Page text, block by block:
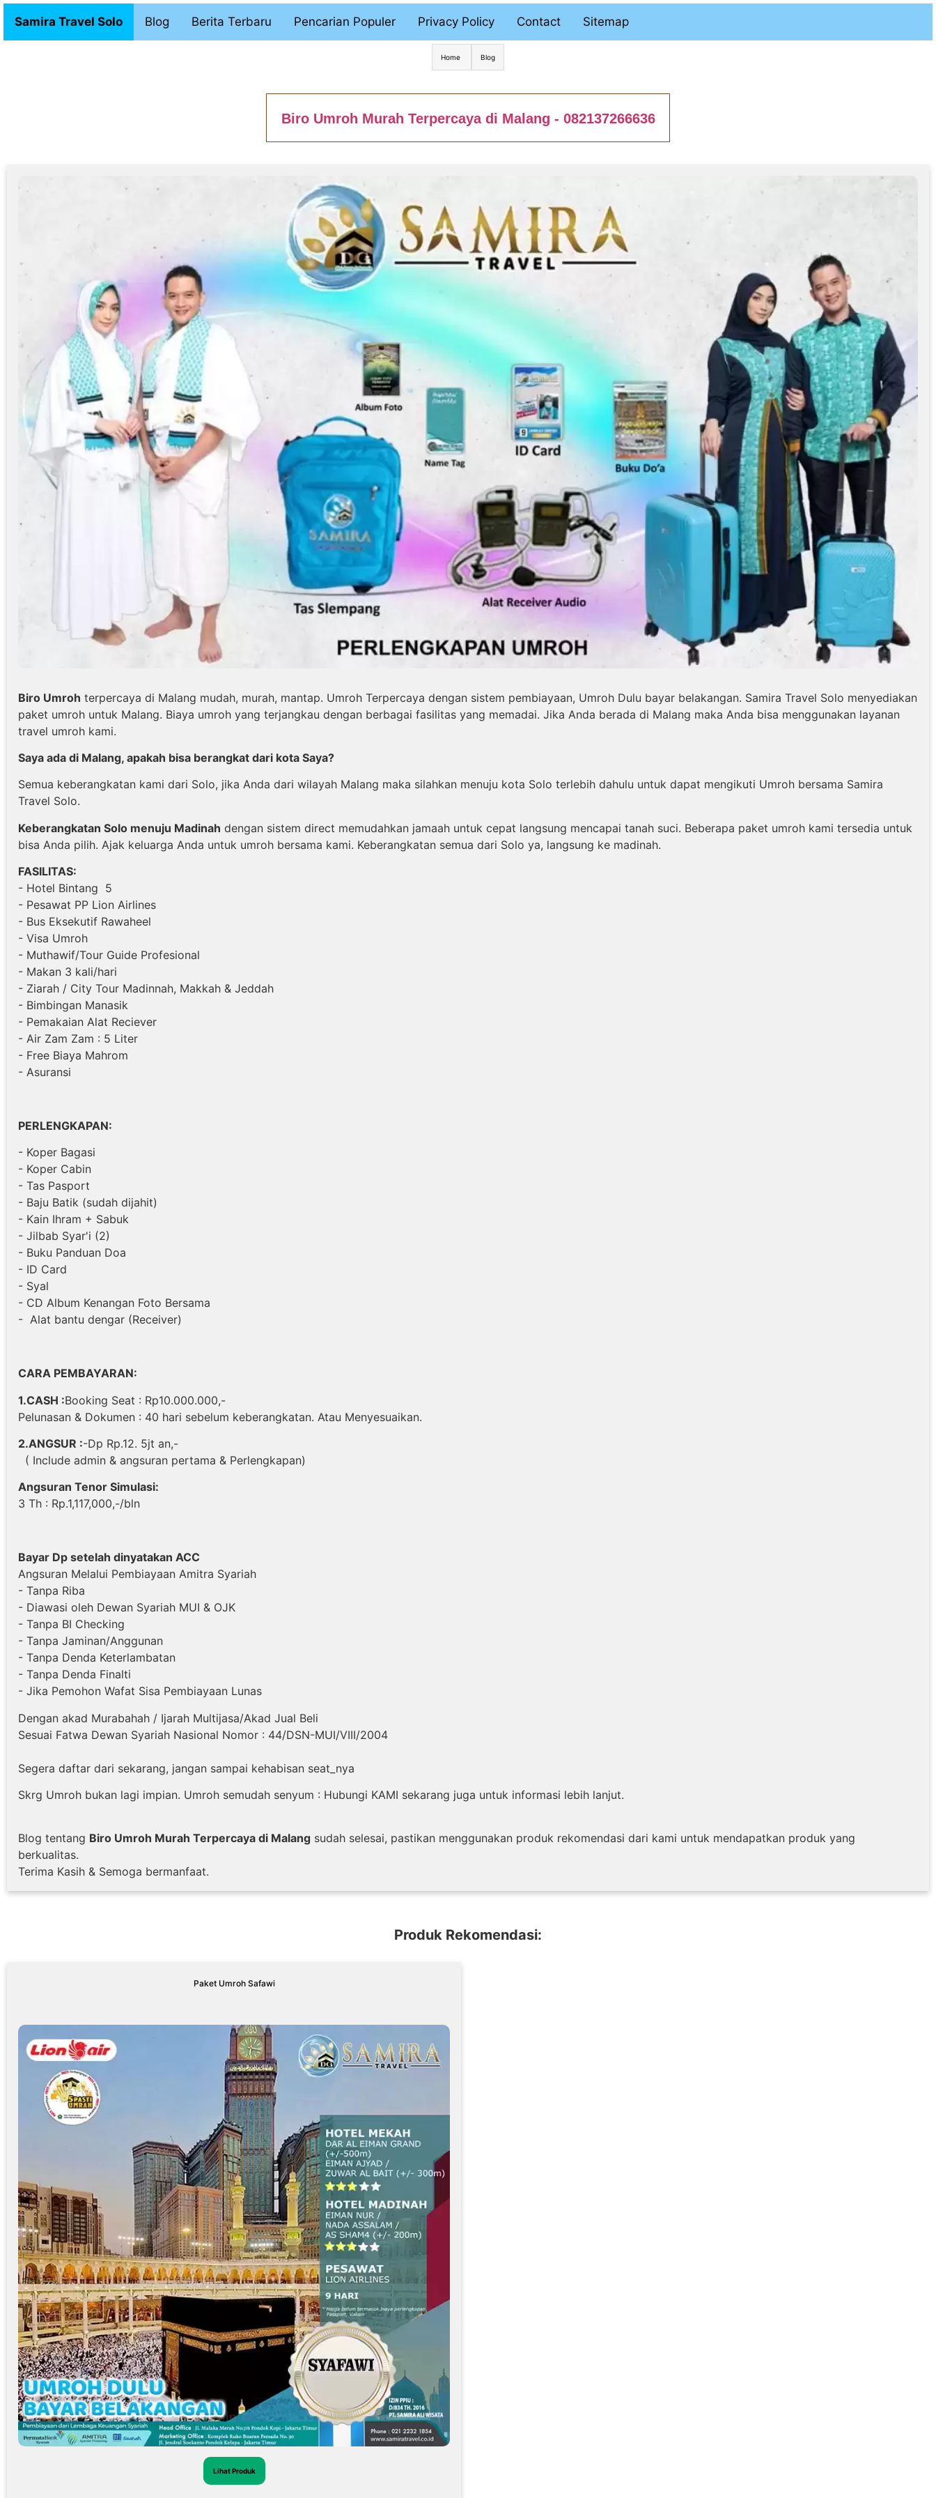
Samira Travel Solo Blog Berita Terbaru Pencarian Populer Privacy Policy Contact Sitemap
Home Blog
Biro Umroh Murah Terpercaya di Malang - 082137266636
Biro Umroh terpercaya di Malang mudah, murah, mantap. Umroh Terpercaya dengan sistem pembiayaan, Umroh Dulu bayar belakangan. Samira Travel Solo menyediakan
paket umroh untuk Malang. Biaya umroh yang terjangkau dengan berbagai fasilitas yang memadai. Jika Anda berada di Malang maka Anda bisa menggunakan layanan
travel umroh kami.
Saya ada di Malang, apakah bisa berangkat dari kota Saya?
Semua keberangkatan kami dari Solo, jika Anda dari wilayah Malang maka silahkan menuju kota Solo terlebih dahulu untuk dapat mengikuti Umroh bersama Samira
Travel Solo.
Keberangkatan Solo menuju Madinah dengan sistem direct memudahkan jamaah untuk cepat langsung mencapai tanah suci. Beberapa paket umroh kami tersedia untuk
bisa Anda pilih. Ajak keluarga Anda untuk umroh bersama kami. Keberangkatan semua dari Solo ya, langsung ke madinah.
FASILITAS:
- Hotel Bintang 5
- Pesawat PP Lion Airlines
- Bus Eksekutif Rawaheel
- Visa Umroh
- Muthawif/Tour Guide Profesional
- Makan 3 kali/hari
- Ziarah / City Tour Madinnah, Makkah & Jeddah
- Bimbingan Manasik
- Pemakaian Alat Reciever
- Air Zam Zam : 5 Liter
- Free Biaya Mahrom
- Asuransi
PERLENGKAPAN:
- Koper Bagasi
- Koper Cabin
- Tas Pasport
- Baju Batik (sudah dijahit)
- Kain Ihram + Sabuk
- Jilbab Syar'i (2)
- Buku Panduan Doa
- ID Card
- Syal
- CD Album Kenangan Foto Bersama
- Alat bantu dengar (Receiver)
CARA PEMBAYARAN:
1.CASH :Booking Seat : Rp10.000.000,-
Pelunasan & Dokumen : 40 hari sebelum keberangkatan. Atau Menyesuaikan.
2.ANGSUR :-Dp Rp.12. 5jt an,-
( Include admin & angsuran pertama & Perlengkapan)
Angsuran Tenor Simulasi:
3 Th : Rp.1,117,000,-/bln
Bayar Dp setelah dinyatakan ACC
Angsuran Melalui Pembiayaan Amitra Syariah
- Tanpa Riba
- Diawasi oleh Dewan Syariah MUI & OJK
- Tanpa BI Checking
- Tanpa Jaminan/Anggunan
- Tanpa Denda Keterlambatan
- Tanpa Denda Finalti
- Jika Pemohon Wafat Sisa Pembiayaan Lunas
Dengan akad Murabahah / Ijarah Multijasa/Akad Jual Beli
Sesuai Fatwa Dewan Syariah Nasional Nomor : 44/DSN-MUI/VIII/2004
Segera daftar dari sekarang, jangan sampai kehabisan seat_nya
Skrg Umroh bukan lagi impian. Umroh semudah senyum : Hubungi KAMI sekarang juga untuk informasi lebih lanjut.
Blog tentang Biro Umroh Murah Terpercaya di Malang sudah selesai, pastikan menggunakan produk rekomendasi dari kami untuk mendapatkan produk yang
berkualitas.
Terima Kasih & Semoga bermanfaat.
Produk Rekomendasi:
Paket Umroh Safawi
Lihat Produk